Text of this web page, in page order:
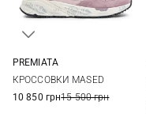
PREMIATA
КРОССОВКИ MASED
10 850 грн15 500 грн